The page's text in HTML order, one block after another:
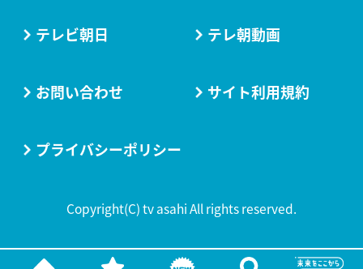
テレビ朝日 テレ朝動画
お問い合わせ サイト利用規約
プライバシーポリシー
Copyright(C) tv asahi All rights reserved.